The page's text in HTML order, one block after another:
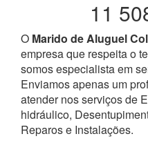
11
O Marido de Aluguel
empresa que respeita o
somos especialista em
Enviamos apenas um
atender nos serviços de
hidráulico,
Reparos e Instalações.